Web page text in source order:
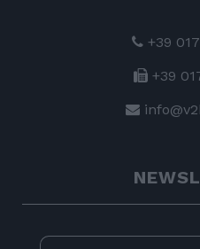
+39
+39